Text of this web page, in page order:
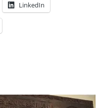
LinkedIn